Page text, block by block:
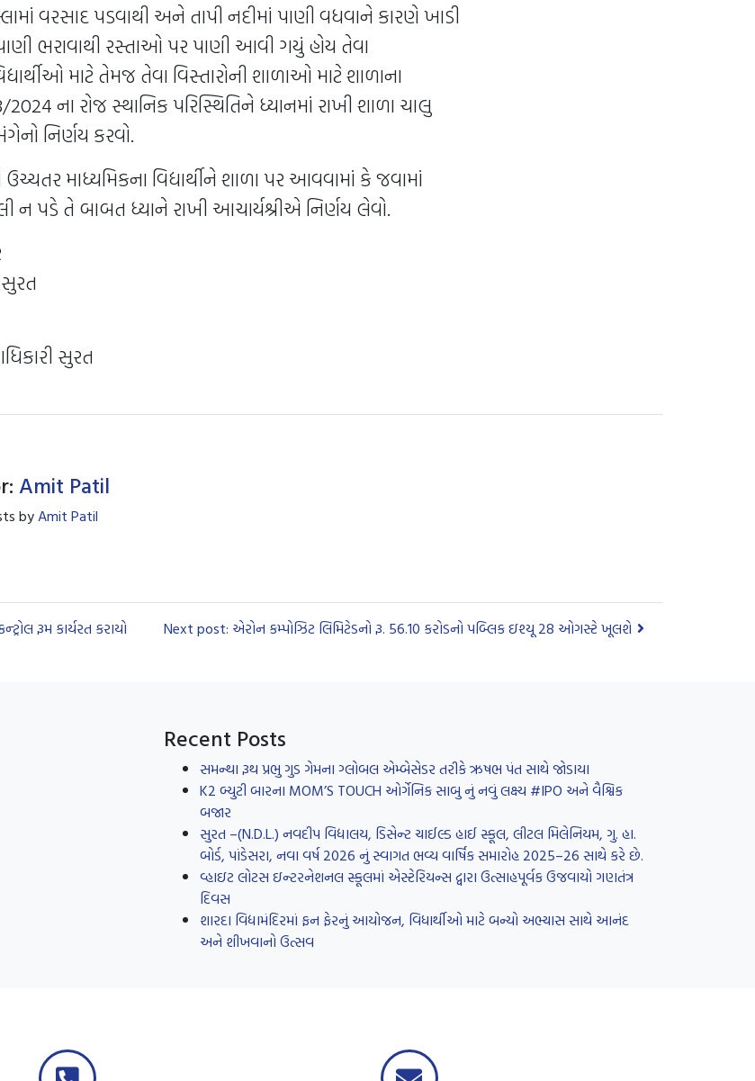
વરસાદ પડવાથી અને તાપી નદીમાં પાણી વધવાને કારણે ખાડી
ભરાવાથી રસ્તાઓ પર પાણી આવી ગયું હોય તેવા
માટે તેમજ તેવા વિસ્તારોની શાળાઓ માટે શાળાના
ના રોજ સ્થાનિક પરિસ્થિતિને ધ્યાનમાં રાખી શાળા ચાલુ
નિર્ણય કરવો.
માધ્યમિકના વિદ્યાર્થીને શાળા પર આવવામાં કે જવામાં
ન પડે તે બાબત ધ્યાને રાખી આચાર્યશ્રીએ નિર્ણય લેવો.
સુરત
સુરત
Amit Patil
byAmit Patil
રૂમ કાર્યરત કરાયો Next post: એરોન કમ્પોઝિટ લિમિટેડનો રૂ. 56.10 કરોડનો પબ્લિક ઇશ્યૂ 28 ઓગસ્ટે ખૂલશે
Recent Posts
સમન્થા રૂથ પ્રભુ ગુડ ગેમના ગ્લોબલ એમ્બેસેડર તરીકે ઋષભ પંત સાથે જોડાયા
K2 બ્યુટી બારના MOM’S TOUCH ઓર્ગેનિક સાબુ નું નવું લક્ષ્ય #IPO અને વૈશ્વિક
બજાર
સુરત –(N.D.L.) નવદીપ વિદ્યાલય, ડિસેન્ટ ચાઈલ્ડ હાઈ સ્કૂલ, લીટલ મિલેનિયમ, ગુ. હા.
બોર્ડ, પાંડેસરા, નવા વર્ષ 2026 નું સ્વાગત ભવ્ય વાર્ષિક સમારોહ 2025–26 સાથે કરે છે.
વ્હાઇટ લોટસ ઇન્ટરનેશનલ સ્કૂલમાં એસ્ટેરિયન્સ દ્વારા ઉત્સાહપૂર્વક ઉજવાયો ગણતંત્ર
દિવસ
શારદા વિદ્યામંદિરમાં ફન ફેરનું આયોજન, વિધાર્થીઓ માટે બન્યો અભ્યાસ સાથે આનંદ
અને શીખવાનો ઉત્સવ